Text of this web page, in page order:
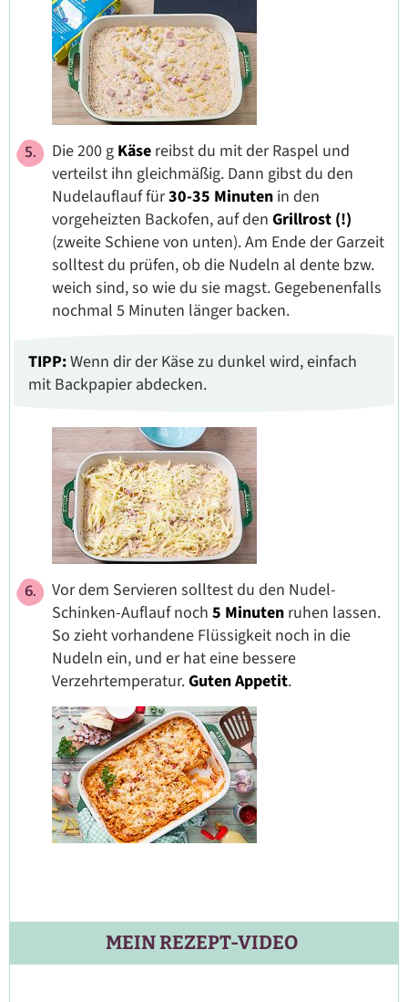
Die 200 g Käse reibst du mit der Raspel und
verteilst ihn gleichmäßig. Dann gibst du den
Nudelauflauf für30-35 Minuten in den
vorgeheizten Backofen, auf den Grillrost (!)
(zweite Schiene von unten). Am Ende der Garzeit
solltest du prüfen, ob die Nudeln al dente bzw.
weich sind, so wie du sie magst. Gegebenenfalls
nochmal 5 Minuten länger backen.
TIPP:Wenn dir der Käse zu dunkel wird, einfach
mit Backpapier abdecken.
Vor dem Servieren solltest du den Nudel-
Schinken-Auflauf noch 5 Minuten ruhen lassen.
So zieht vorhandene Flüssigkeit noch in die
Nudeln ein, und er hat eine bessere
Verzehrtemperatur.Guten Appetit.
MEIN REZEPT-VIDEO